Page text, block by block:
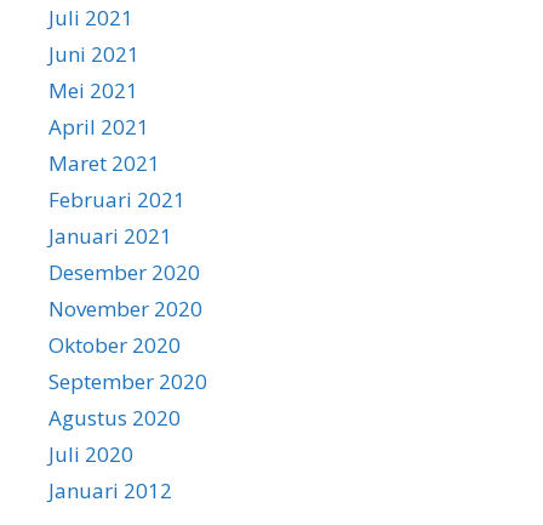
Juli 2021
Juni 2021
Mei 2021
April 2021
Maret 2021
Februari 2021
Januari 2021
Desember 2020
November 2020
Oktober 2020
September 2020
Agustus 2020
Juli 2020
Januari 2012